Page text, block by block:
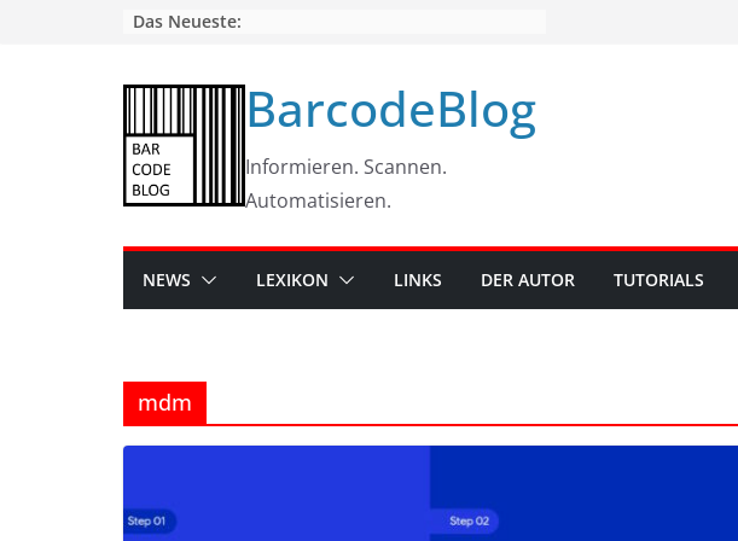
Das Neueste:
BarcodeBlog
Informieren. Scannen.
Automatisieren.
NEWS LEXIKON LINKS DER AUTOR TUTORIALS
mdm